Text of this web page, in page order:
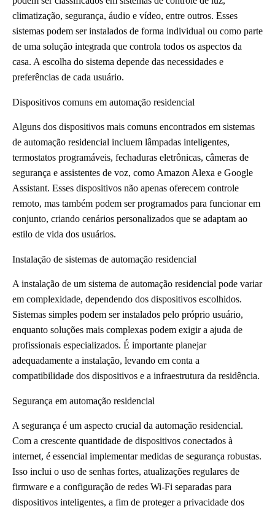
climatização, segurança, áudio e vídeo, entre outros. Esses
sistemas podem ser instalados de forma individual ou como parte
de uma solução integrada que controla todos os aspectos da
casa. A escolha do sistema depende das necessidades e
preferências de cada usuário.
Dispositivos comuns em automação residencial
Alguns dos dispositivos mais comuns encontrados em sistemas
de automação residencial incluem lâmpadas inteligentes,
termostatos programáveis, fechaduras eletrônicas, câmeras de
segurança e assistentes de voz, como Amazon Alexa e Google
Assistant. Esses dispositivos não apenas oferecem controle
remoto, mas também podem ser programados para funcionar em
conjunto, criando cenários personalizados que se adaptam ao
estilo de vida dos usuários.
Instalação de sistemas de automação residencial
A instalação de um sistema de automação residencial pode variar
em complexidade, dependendo dos dispositivos escolhidos.
Sistemas simples podem ser instalados pelo próprio usuário,
enquanto soluções mais complexas podem exigir a ajuda de
profissionais especializados. É importante planejar
adequadamente a instalação, levando em conta a
compatibilidade dos dispositivos e a infraestrutura da residência.
Segurança em automação residencial
A segurança é um aspecto crucial da automação residencial.
Com a crescente quantidade de dispositivos conectados à
internet, é essencial implementar medidas de segurança robustas.
Isso inclui o uso de senhas fortes, atualizações regulares de
firmware e a configuração de redes Wi-Fi separadas para
dispositivos inteligentes, a fim de proteger a privacidade dos